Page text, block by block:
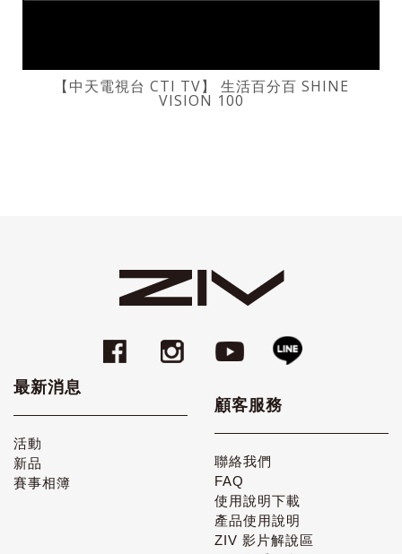
【中天電視台 CTI TV】 生活百分百 SHINE
VISION 100
最新消息
活動
新品
賽事相簿
顧客服務
聯絡我們
FAQ
使用說明下載
產品使用說明
ZIV 影片解說區